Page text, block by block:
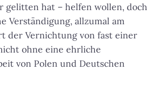
gelitten hat – helfen wollen, doch
Verständigung, allzumal am
der Vernichtung von fast einer
ohne eine ehrliche
von Polen und Deutschen